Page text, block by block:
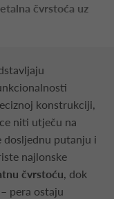
čvrstoća uz
konstrukciji,
niti utječu na
dosljednu putanju i
najlonske
čvrstoću, dok
pera ostaju